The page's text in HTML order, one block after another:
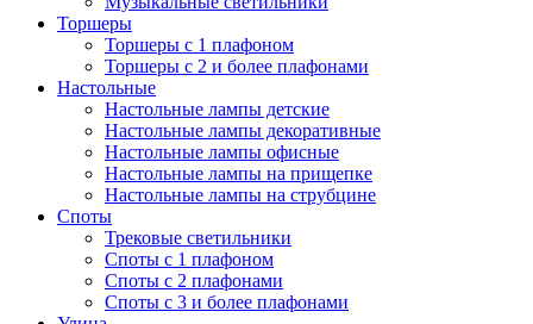
Торшеры
Торшеры с 1 плафоном
Торшеры с 2 и более плафонами
Настольные
Настольные лампы детские
Настольные лампы декоративные
Настольные лампы офисные
Настольные лампы на прищепке
Настольные лампы на струбцине
Споты
Трековые светильники
Споты с 1 плафоном
Споты с 2 плафонами
Споты с 3 и более плафонами